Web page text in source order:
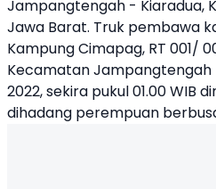
Jampangtengah - Kiaradua,
Jawa Barat. Truk pembawa
Kampung Cimapag, RT 001/
Kecamatan Jampangtengah
2022, sekira pukul 01.00 WIB
dihadang perempuan